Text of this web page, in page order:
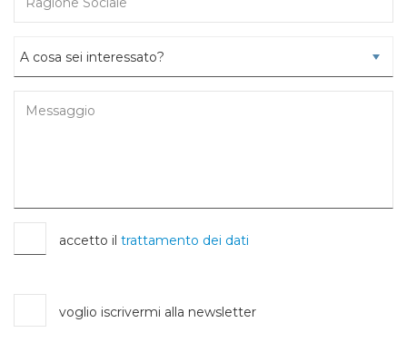
accetto il trattamento dei dati
voglio iscrivermi alla newsletter